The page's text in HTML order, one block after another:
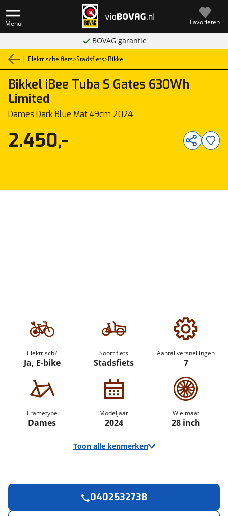
Menu Favorieten
BOVAG garantie
| Elektrische fiets>Stadsfiets>Bikkel
Bikkel iBee Tuba S Gates 630Wh
Limited
Dames Dark Blue Mat 49cm 2024
1/
Elektrisch?
Ja, E-bike
Soort fiets
Stadsfiets
Aantal versnellingen
7
Frametype
Dames
Modeljaar
2024
Wielmaat
28 inch
Toon alle kenmerken
2.450,-
0402532738
nu!